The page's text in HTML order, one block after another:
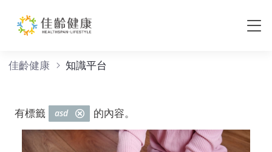
知識平台
佳齡健康 知識平台
有標籤 asd 的內容。